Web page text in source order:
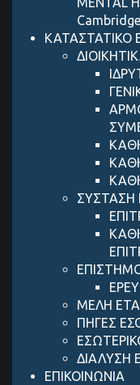
ΚΑΤΑΣΤΑΤΙΚΟ
ΣΥΣΤΑΣΗ
ΜΕΛΗ
ΠΗΓΕΣ
ΔΙΑΛΥΣΗ
ΕΠΙΚΟΙΝΩΝΙΑ